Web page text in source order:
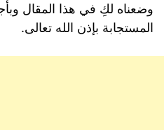
وضعناه لكِ في هذا المقال
المستجابة بإذن الله تعالى.